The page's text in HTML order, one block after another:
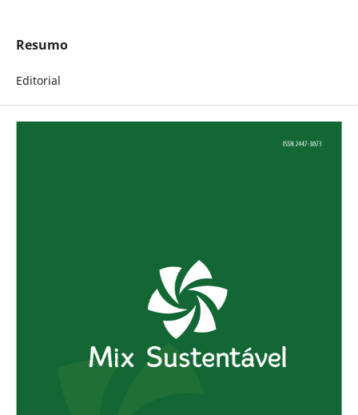
Resumo
Editorial